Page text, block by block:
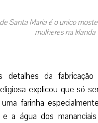
Santa Maria é o unico
mulheres na Irlanda
detalhes da
explicou que só
farinha
a água dos